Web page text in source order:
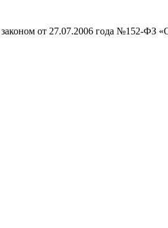
от 27.07.2006 года №152-ФЗ